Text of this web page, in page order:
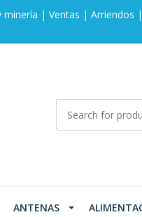
minería | Ventas | Arriendos |
ANTENAS